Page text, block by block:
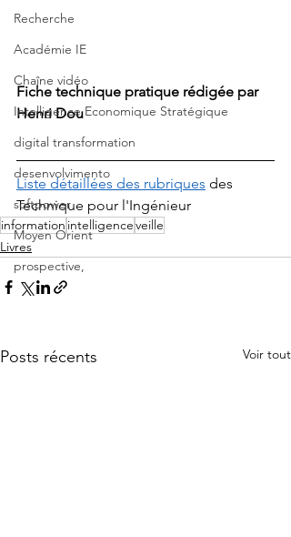
Recherche
Académie IE
Chaîne vidéo
Intelligence Economique Stratégique
digital transformation
desenvolvimento
softpower
Moyen Orient
prospective,
Fiche technique pratique rédigée par
Henri Dou
Liste détaillées des rubriques des
Technique pour l'Ingénieur
information intelligenceveille
Livres
Posts récents Voir tout